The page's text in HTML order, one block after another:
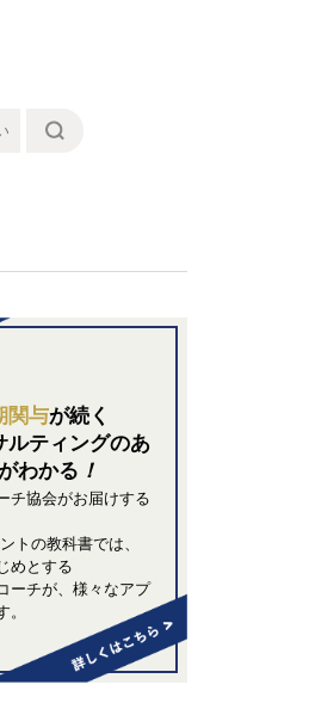
関与が続く
ルティングのあ
わかる ！
チ協会がお届けする
トの教科書では、
めとする
ーチが、様々なアプ
。